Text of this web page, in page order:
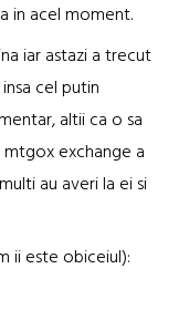
in acel moment.
iar astazi a trecut
cel putin
altii ca o sa
mtgox exchange a
au averi la ei si
ii este obiceiul):